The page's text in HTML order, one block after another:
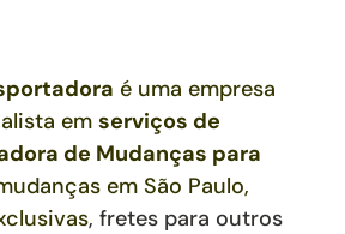
é uma empresa
em serviços de
de Mudanças para
em São Paulo,
, fretes para outros